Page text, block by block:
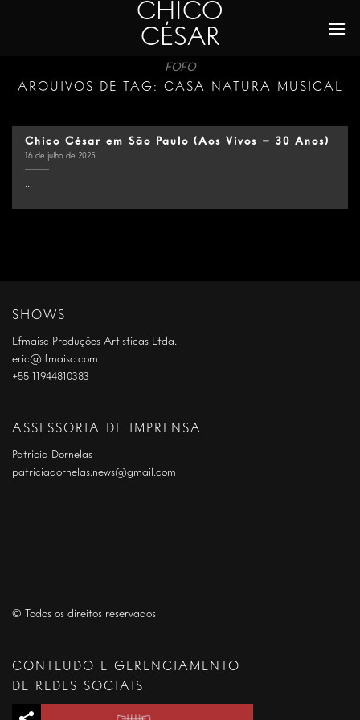
CHICO
CÉSAR
FOFO
ARQUIVOS DE TAG: CASA NATURA MUSICAL
Chico César em São Paulo (Aos Vivos – 30 Anos)
16 de julho de 2025
...
SHOWS
Lfmaisc Produções Artísticas Ltda.
eric@lfmaisc.com
+55 11944810383
ASSESSORIA DE IMPRENSA
Patrícia Dornelas
patriciadornelas.news@gmail.com
© Todos os direitos reservados
CONTEÚDO E GERENCIAMENTO
DE REDES SOCIAIS